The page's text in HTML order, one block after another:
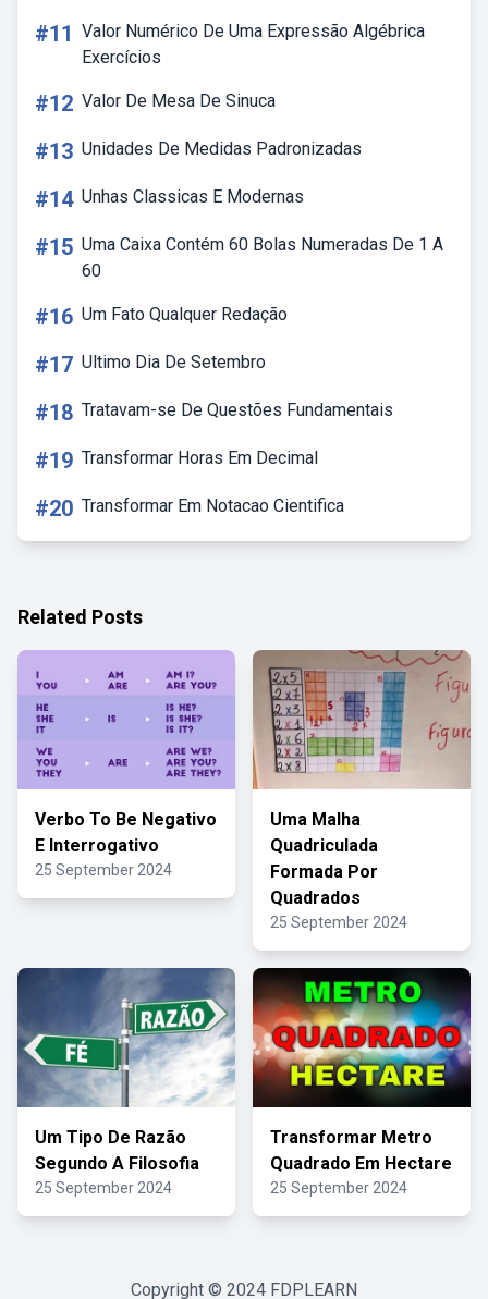
#11 Valor Numérico De Uma Expressão Algébrica
Exercícios
#12 Valor De Mesa De Sinuca
#13 Unidades De Medidas Padronizadas
#14 Unhas Classicas E Modernas
#15 Uma Caixa Contém 60 Bolas Numeradas De 1 A
60
#16 Um Fato Qualquer Redação
#17 Ultimo Dia De Setembro
#18 Tratavam-se De Questões Fundamentais
#19 Transformar Horas Em Decimal
#20 Transformar Em Notacao Cientifica
Related Posts
Verbo To Be Negativo
E Interrogativo
25 September 2024
Uma Malha
Quadriculada
Formada Por
Quadrados
25 September 2024
Um Tipo De Razão
Segundo A Filosofia
25 September 2024
Transformar Metro
Quadrado Em Hectare
25 September 2024
Copyright © 2024 FDPLEARN